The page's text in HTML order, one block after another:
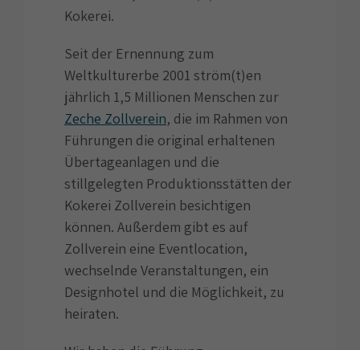
Kokerei.
Seit der Ernennung zum
Weltkulturerbe 2001 ström(t)en
jährlich 1,5 Millionen Menschen zur
Zeche Zollverein, die im Rahmen von
Führungen die original erhaltenen
Übertageanlagen und die
stillgelegten Produktionsstätten der
Kokerei Zollverein besichtigen
können. Außerdem gibt es auf
Zollverein eine Eventlocation,
wechselnde Veranstaltungen, ein
Designhotel und die Möglichkeit, zu
heiraten.